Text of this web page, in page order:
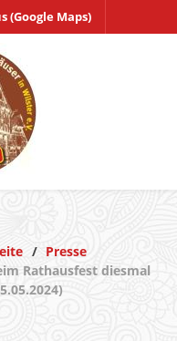
(Google Maps)
Presse
Rathausfest diesmal